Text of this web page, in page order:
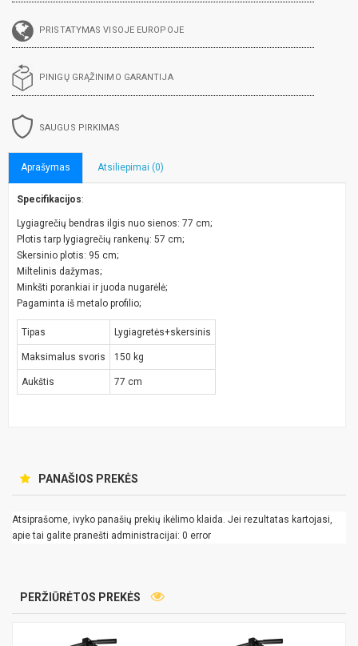
PRISTATYMAS VISOJE EUROPOJE
PINIGŲ GRĄŽINIMO GARANTIJA
SAUGUS PIRKIMAS
Aprašymas Atsiliepimai (0)
Specifikacijos:
Lygiagrečių bendras ilgis nuo sienos: 77 cm;
Plotis tarp lygiagrečių rankenų: 57 cm;
Skersinio plotis: 95 cm;
Miltelinis dažymas;
Minkšti porankiai ir juoda nugarėlė;
Pagaminta iš metalo profilio;
Tipas Lygiagretės+skersinis
Maksimalus svoris 150 kg
Aukštis 77 cm
PANAŠIOS PREKĖS
Atsiprašome, ivyko panašių prekių ikėlimo klaida. Jei rezultatas kartojasi,
apie tai galite pranešti administracijai: 0 error
PERŽIŪRĖTOS PREKĖS